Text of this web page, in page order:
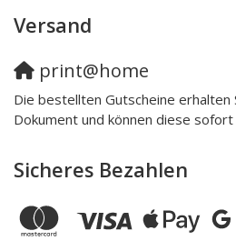
Versand
print@home
Die bestellten Gutscheine erhalten
Dokument und können diese
Sicheres Bezahlen